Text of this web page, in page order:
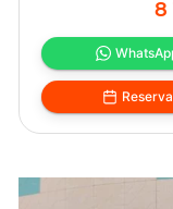
8
Reserva